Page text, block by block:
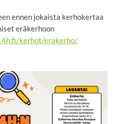
ennen jokaista kerhokertaa
eräkerhoon
kerhot/erakerho/